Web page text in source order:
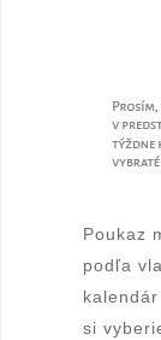
Poukaz
podľa
si